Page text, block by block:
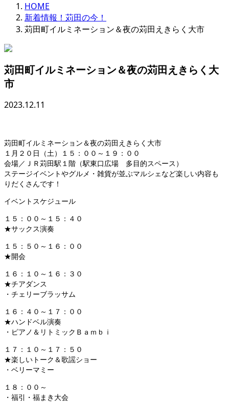
HOME
新着情報！苅田の今！
苅田町イルミネーション＆夜の苅田えきらく大市
苅田町イルミネーション＆夜の苅田えきらく大
市
2023.12.11
苅田町イルミネーション＆夜の苅田えきらく大市
１月２０日（土）１５：００～１９：００
会場／ＪＲ苅田駅１階（駅東口広場 多目的スペース）
ステージイベントやグルメ・雑貨が並ぶマルシェなど楽しい内容も
りだくさんです！
イベントスケジュール
１５：００～１５：４０
★サックス演奏
１５：５０～１６：００
★開会
１６：１０～１６：３０
★チアダンス
・チェリーブラッサム
１６：４０～１７：００
★ハンドベル演奏
・ピアノ＆リトミックＢａｍｂｉ
１７：１０～１７：５０
★楽しいトーク＆歌謡ショー
・ベリーマミー
１８：００～
・福引・福まき大会